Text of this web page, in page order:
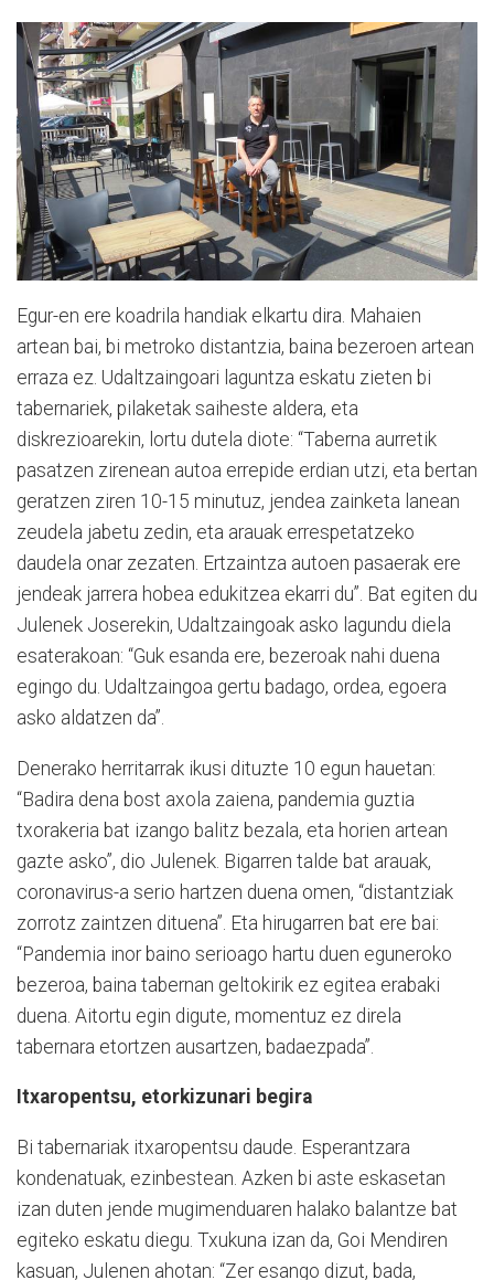
Egur-en ere koadrila handiak elkartu dira. Mahaien
artean bai, bi metroko distantzia, baina bezeroen artean
erraza ez. Udaltzaingoari laguntza eskatu zieten bi
tabernariek, pilaketak saiheste aldera, eta
diskrezioarekin, lortu dutela diote: “Taberna aurretik
pasatzen zirenean autoa errepide erdian utzi, eta bertan
geratzen ziren 10-15 minutuz, jendea zainketa lanean
zeudela jabetu zedin, eta arauak errespetatzeko
daudela onar zezaten. Ertzaintza autoen pasaerak ere
jendeak jarrera hobea edukitzea ekarri du”. Bat egiten du
Julenek Joserekin, Udaltzaingoak asko lagundu diela
esaterakoan: “Guk esanda ere, bezeroak nahi duena
egingo du. Udaltzaingoa gertu badago, ordea, egoera
asko aldatzen da”.
Denerako herritarrak ikusi dituzte 10 egun hauetan:
“Badira dena bost axola zaiena, pandemia guztia
txorakeria bat izango balitz bezala, eta horien artean
gazte asko”, dio Julenek. Bigarren talde bat arauak,
coronavirus-a serio hartzen duena omen, “distantziak
zorrotz zaintzen dituena”. Eta hirugarren bat ere bai:
“Pandemia inor baino serioago hartu duen eguneroko
bezeroa, baina tabernan geltokirik ez egitea erabaki
duena. Aitortu egin digute, momentuz ez direla
tabernara etortzen ausartzen, badaezpada”.
Itxaropentsu, etorkizunari begira
Bi tabernariak itxaropentsu daude. Esperantzara
kondenatuak, ezinbestean. Azken bi aste eskasetan
izan duten jende mugimenduaren halako balantze bat
egiteko eskatu diegu. Txukuna izan da, Goi Mendiren
kasuan, Julenen ahotan: “Zer esango dizut, bada,